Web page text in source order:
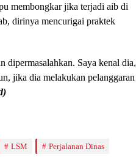
membongkar jika terjadi aib di
dirinya mencurigai praktek
dipermasalahkan. Saya kenal dia,
jika dia melakukan pelanggaran
LSM
Perjalanan Dinas